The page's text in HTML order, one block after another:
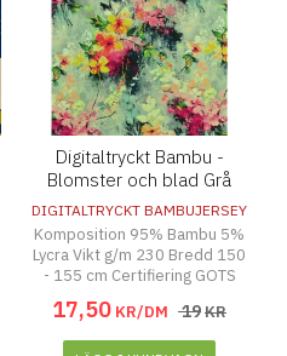
Digitaltryckt Bambu -
Blomster och blad Grå
DIGITALTRYCKT BAMBUJERSEY
Komposition 95% Bambu 5%
Lycra Vikt g/m 230 Bredd 150
- 155 cm Certifiering GOTS
17,50 KR/DM 19KR